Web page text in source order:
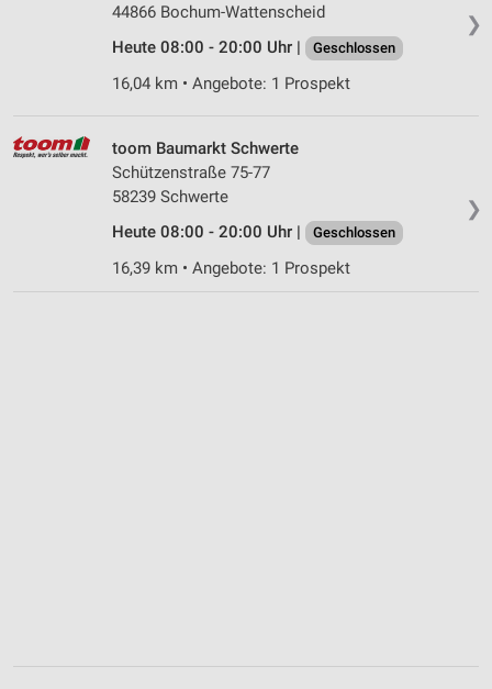
❯
44866 Bochum-Wattenscheid
Heute 08:00 - 20:00 Uhr |
Geschlossen
16,04 km • Angebote: 1 Prospekt
❯
toom Baumarkt Schwerte
Schützenstraße 75-77
58239 Schwerte
Heute 08:00 - 20:00 Uhr |
Geschlossen
16,39 km • Angebote: 1 Prospekt
Geräte anhand von aktiv angeforderten
Informationen identifizieren
Nicht-IAB-Verarbeitungszwecke:
Performance